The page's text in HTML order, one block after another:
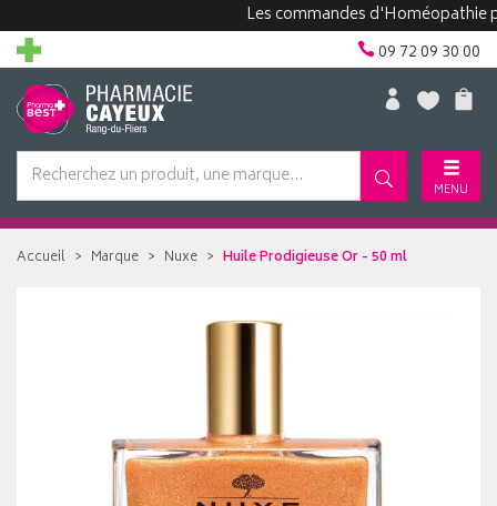
Les commandes d'Homéopathie
09 72 09 30 00
MENU
Accueil Marque Nuxe Huile Prodigieuse Or - 50 ml